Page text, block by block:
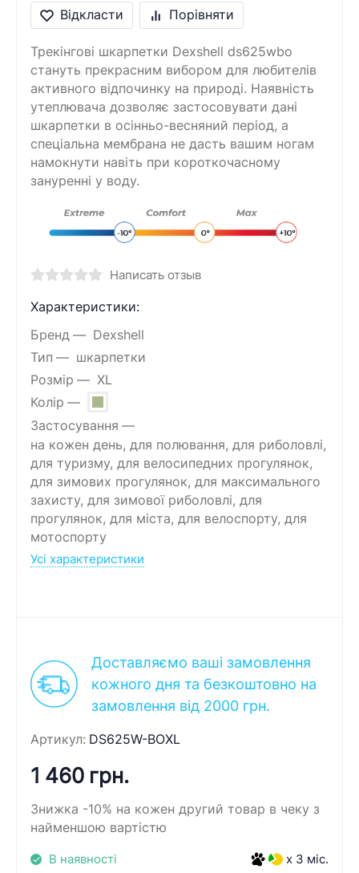
Відкласти Порівняти
Трекінгові шкарпетки Dexshell ds625wbo
стануть прекрасним вибором для любителів
активного відпочинку на природі. Наявність
утеплювача дозволяє застосовувати дані
шкарпетки в осінньо-весняний період, а
спеціальна мембрана не дасть вашим ногам
намокнути навіть при короткочасному
зануренні у воду.
Написать отзыв
Характеристики:
Бренд
Dexshell
Тип
шкарпетки
Розмір
XL
Колір
Застосування
на кожен день, для полювання, для риболовлі,
для туризму, для велосипедних прогулянок,
для зимових прогулянок, для максимального
захисту, для зимової риболовлі, для
прогулянок, для міста, для велоспорту, для
мотоспорту
Усі характеристики
Доставляємо ваші замовлення
кожного дня та безкоштовно на
замовлення від 2000 грн.
Артикул: DS625W-BOXL
1 460 грн.
Знижка -10% на кожен другий товар в чеку з
найменшою вартістю
В наявності x 3 міс.